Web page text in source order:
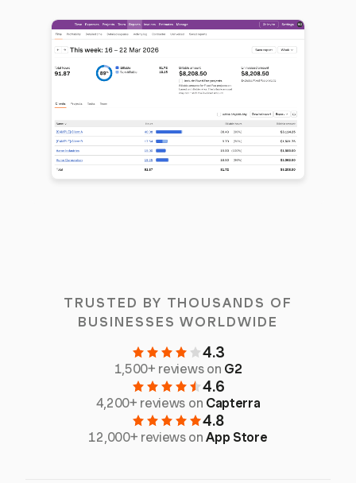
TRUSTED BY THOUSANDS OF
BUSINESSES WORLDWIDE
4.3
1,500+ reviews on G2
4.6
4,200+ reviews on Capterra
4.8
12,000+ reviews onApp Store